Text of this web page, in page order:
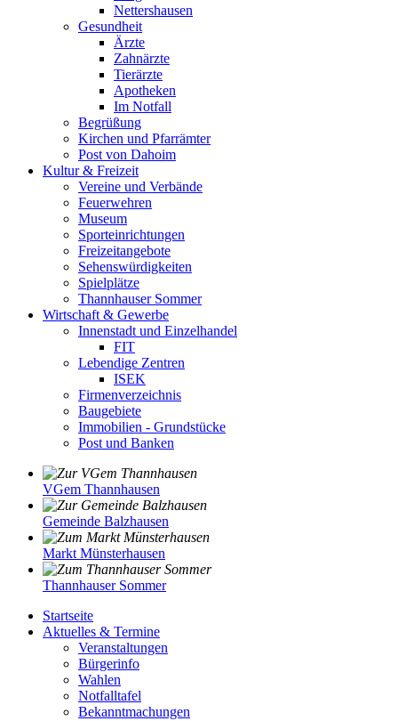
Nettershausen
Gesundheit
Ärzte
Zahnärzte
Tierärzte
Apotheken
Im Notfall
Begrüßung
Kirchen und Pfarrämter
Post von Dahoim
Kultur & Freizeit
Vereine und Verbände
Feuerwehren
Museum
Sporteinrichtungen
Freizeitangebote
Sehenswürdigkeiten
Spielplätze
Thannhauser Sommer
Wirtschaft & Gewerbe
Innenstadt und Einzelhandel
FIT
Lebendige Zentren
ISEK
Firmenverzeichnis
Baugebiete
Immobilien - Grundstücke
Post und Banken
VGem Thannhausen
Gemeinde Balzhausen
Markt Münsterhausen
Thannhauser Sommer
Startseite
Aktuelles & Termine
Veranstaltungen
Bürgerinfo
Wahlen
Notfalltafel
Bekanntmachungen